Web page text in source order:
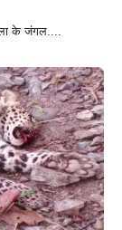
के जंगल....